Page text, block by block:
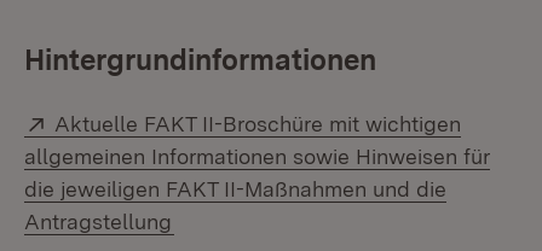
Hintergrundinformationen
Extern:
Aktuelle FAKT II-Broschüre mit wichtigen
allgemeinen Informationen sowie Hinweisen für
die jeweiligen FAKT II-Maßnahmen und die
Antragstellung